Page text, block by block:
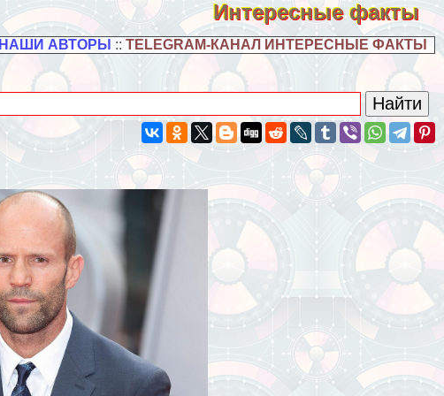
Интересные факты
НАШИ АВТОРЫ :: TELEGRAM-КАНАЛ ИНТЕРЕСНЫЕ ФАКТЫ